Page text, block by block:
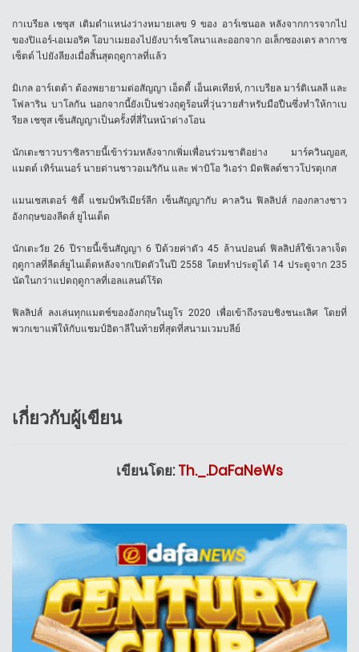
กาเบรียล เชซุส เติมตำแหน่งว่างหมายเลข 9 ของ อาร์เซนอล หลังจากการจากไป
ของปิแอร์-เอเมอริค โอบาเมยองไปยังบาร์เซโลนาและออกจาก อเล็กซองเดร ลากาซ
เซ็ตต์ ไปยังลียงเมื่อสิ้นสุดฤดูกาลที่แล้ว
มิเกล อาร์เตต้า ต้องพยายามต่อสัญญา เอ็ดดี้ เอ็นเคเทียห์, กาเบรียล มาร์ติเนลลี และ
โฟลาริน บาโลกัน นอกจากนี้ยังเป็นช่วงฤดูร้อนที่วุ่นวายสำหรับมือปืนซึ่งทำให้กาเบ
รียล เชซุส เซ็นสัญญาเป็นครั้งที่สี่ในหน้าต่างโอน
นักเตะชาวบราซิลรายนี้เข้าร่วมหลังจากเพิ่มเพื่อนร่วมชาติอย่าง มาร์ควินญอส,
แมตต์ เทิร์นเนอร์ นายด่านชาวอเมริกัน และ ฟาบิโอ วิเอร่า มิดฟิลด์ชาวโปรตุเกส
แมนเชสเตอร์ ซิตี้ แชมป์พรีเมียร์ลีก เซ็นสัญญากับ คาลวิน ฟิลลิปส์ กองกลางชาว
อังกฤษของลีดส์ ยูไนเต็ด
นักเตะวัย 26 ปีรายนี้เซ็นสัญญา 6 ปีด้วยค่าตัว 45 ล้านปอนด์ ฟิลลิปส์ใช้เวลาเจ็ด
ฤดูกาลที่ลีดส์ยูไนเต็ดหลังจากเปิดตัวในปี 2558 โดยทำประตูได้ 14 ประตูจาก 235
นัดในกว่าแปดฤดูกาลที่เอลแลนด์โร้ด
ฟิลลิปส์ ลงเล่นทุกแมตช์ของอังกฤษในยูโร 2020 เพื่อเข้าถึงรอบชิงชนะเลิศ โดยที่
พวกเขาแพ้ให้กับแชมป์อิตาลีในท้ายที่สุดที่สนามเวมบลีย์
เกี่ยวกับผู้เขียน
เขียนโดย:Th._.DaFaNeWs